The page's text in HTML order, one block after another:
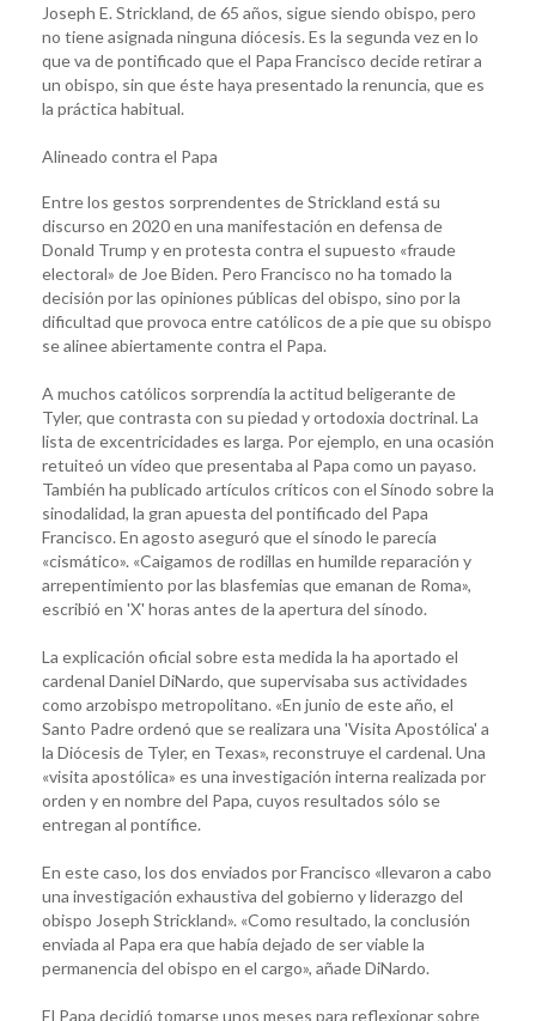
Joseph E. Strickland, de 65 años, sigue siendo obispo, pero
no tiene asignada ninguna diócesis. Es la segunda vez en lo
que va de pontificado que el Papa Francisco decide retirar a
un obispo, sin que éste haya presentado la renuncia, que es
la práctica habitual.
Alineado contra el Papa
Entre los gestos sorprendentes de Strickland está su
discurso en 2020 en una manifestación en defensa de
Donald Trump y en protesta contra el supuesto «fraude
electoral» de Joe Biden. Pero Francisco no ha tomado la
decisión por las opiniones públicas del obispo, sino por la
dificultad que provoca entre católicos de a pie que su obispo
se alinee abiertamente contra el Papa.
A muchos católicos sorprendía la actitud beligerante de
Tyler, que contrasta con su piedad y ortodoxia doctrinal. La
lista de excentricidades es larga. Por ejemplo, en una ocasión
retuiteó un vídeo que presentaba al Papa como un payaso.
También ha publicado artículos críticos con el Sínodo sobre la
sinodalidad, la gran apuesta del pontificado del Papa
Francisco. En agosto aseguró que el sínodo le parecía
«cismático». «Caigamos de rodillas en humilde reparación y
arrepentimiento por las blasfemias que emanan de Roma»,
escribió en 'X' horas antes de la apertura del sínodo.
La explicación oficial sobre esta medida la ha aportado el
cardenal Daniel DiNardo, que supervisaba sus actividades
como arzobispo metropolitano. «En junio de este año, el
Santo Padre ordenó que se realizara una 'Visita Apostólica' a
la Diócesis de Tyler, en Texas», reconstruye el cardenal. Una
«visita apostólica» es una investigación interna realizada por
orden y en nombre del Papa, cuyos resultados sólo se
entregan al pontífice.
En este caso, los dos enviados por Francisco «llevaron a cabo
una investigación exhaustiva del gobierno y liderazgo del
obispo Joseph Strickland». «Como resultado, la conclusión
enviada al Papa era que había dejado de ser viable la
permanencia del obispo en el cargo», añade DiNardo.
El Papa decidió tomarse unos meses para reflexionar sobre